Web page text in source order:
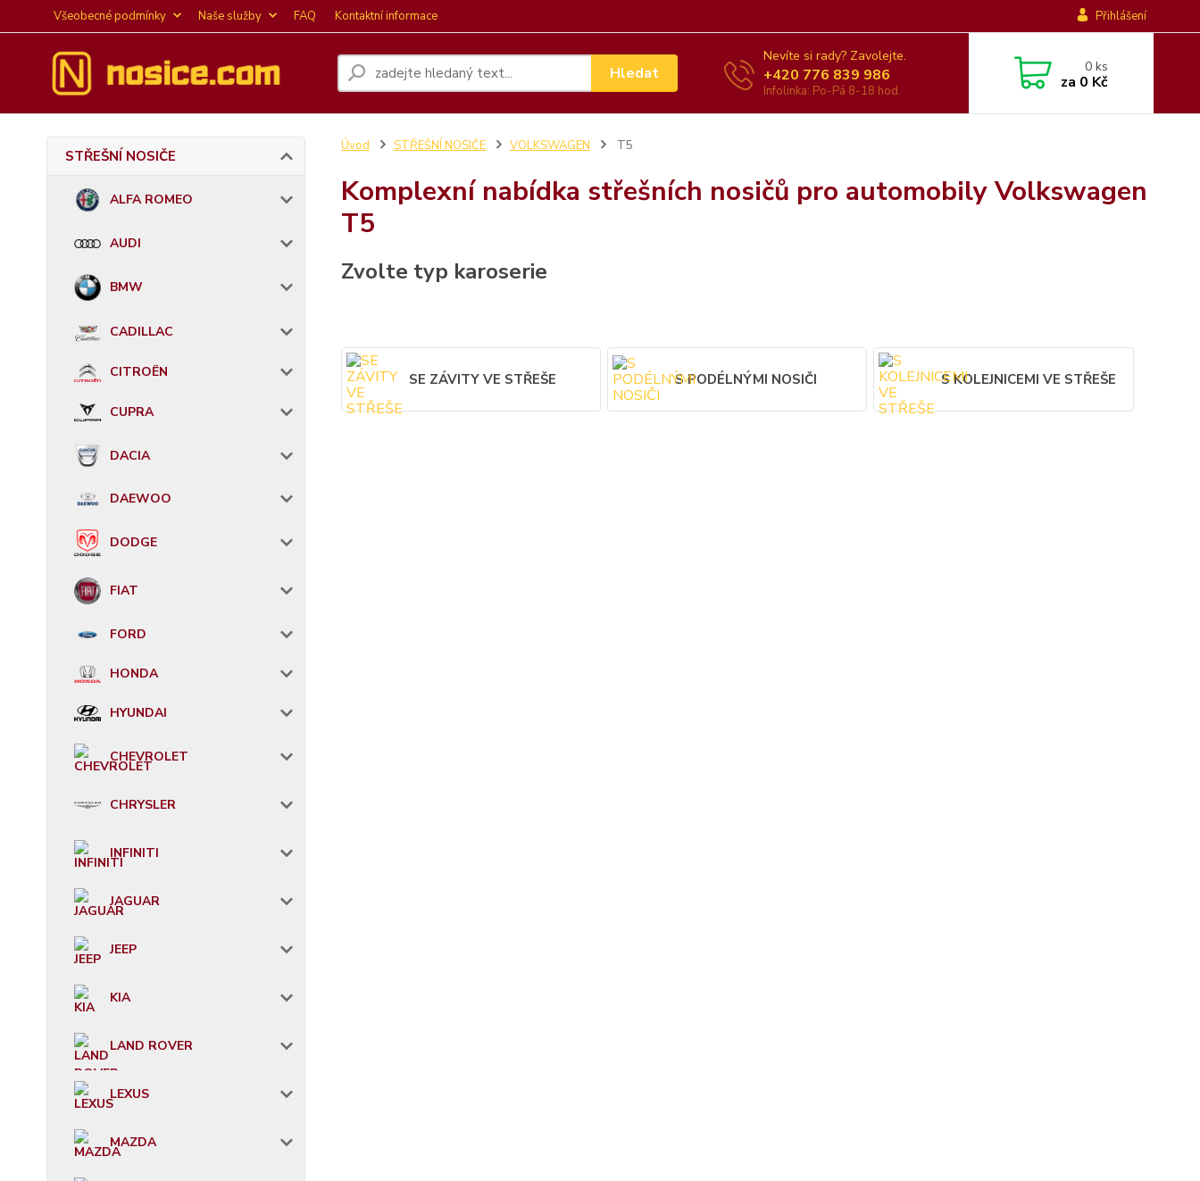
Všeobecné podmínky Naše služby FAQ Kontaktní informace Přihlášení
Hledat
Nevíte si rady? Zavolejte.
+420 776 839 986
Infolinka: Po-Pá 8-18 hod.
0ks
za 0 Kč
STŘEŠNÍ NOSIČE
ALFA ROMEO
AUDI
BMW
CADILLAC
CITROËN
CUPRA
DACIA
DAEWOO
DODGE
FIAT
FORD
HONDA
HYUNDAI
CHEVROLET
CHRYSLER
INFINITI
JAGUAR
JEEP
KIA
LAND ROVER
LEXUS
MAZDA
Úvod STŘEŠNÍ NOSIČE VOLKSWAGEN T5
Komplexní nabídka střešních nosičů pro automobily Volkswagen
T5
Zvolte typ karoserie
SE ZÁVITY VE STŘEŠE S PODÉLNÝMI NOSIČI S KOLEJNICEMI VE STŘEŠE